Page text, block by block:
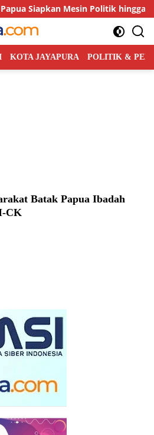
Siapkan Mesin Politik hingga
KOTA JAYAPURA POLITIK &
Batak Papua Ibadah
CK